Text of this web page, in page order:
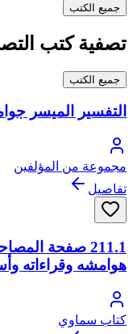
جميع الكتب
تصفية كتب
جميع الكتب
التفسير الميسر
مجموعة من المؤلفين
تفاصيل
211.1 صفحة
هوامشه وقراءاته
كتاب سماوي